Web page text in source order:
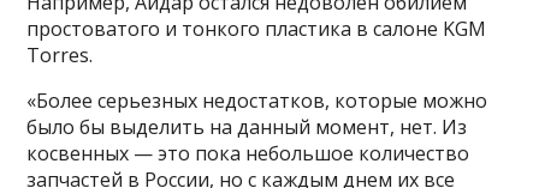
простоватого и тонкого пластика в салоне KGM
Torres.
«Более серьезных недостатков, которые можно
было бы выделить на данный момент, нет. Из
косвенных — это пока небольшое количество
запчастей в России, но с каждым днем их все